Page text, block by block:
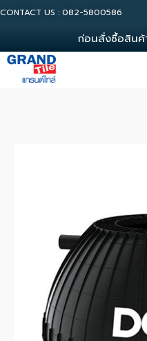
CONTACT US : 082-5800586
กอนสงซอสนคา